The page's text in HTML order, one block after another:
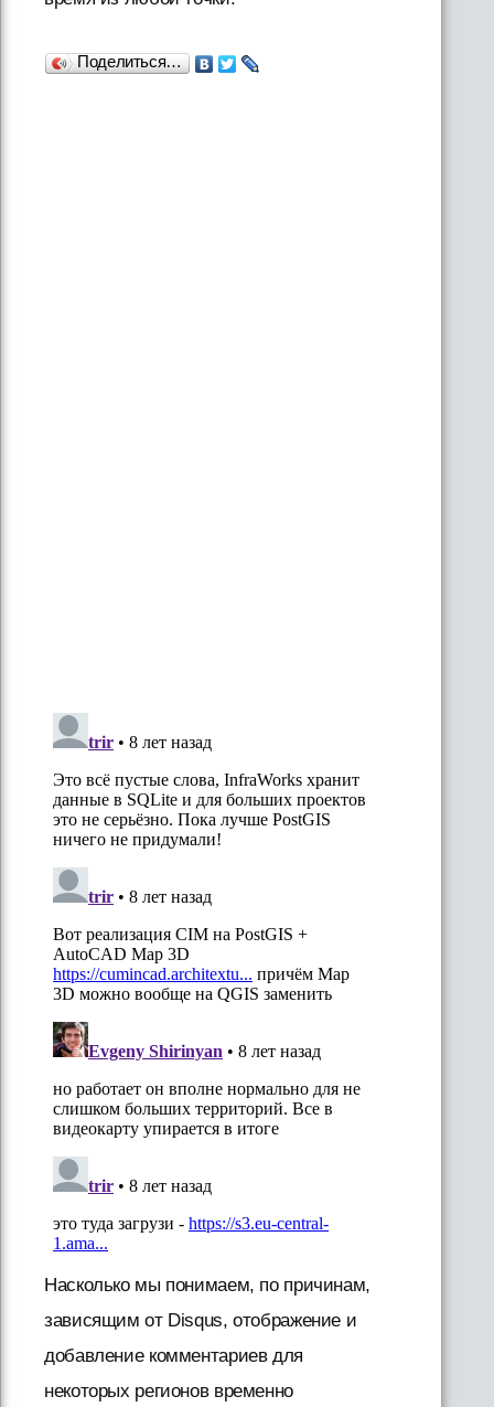
Поделиться…
Насколько мы понимаем, по причинам,
зависящим от Disqus, отображение и
добавление комментариев для
некоторых регионов временно